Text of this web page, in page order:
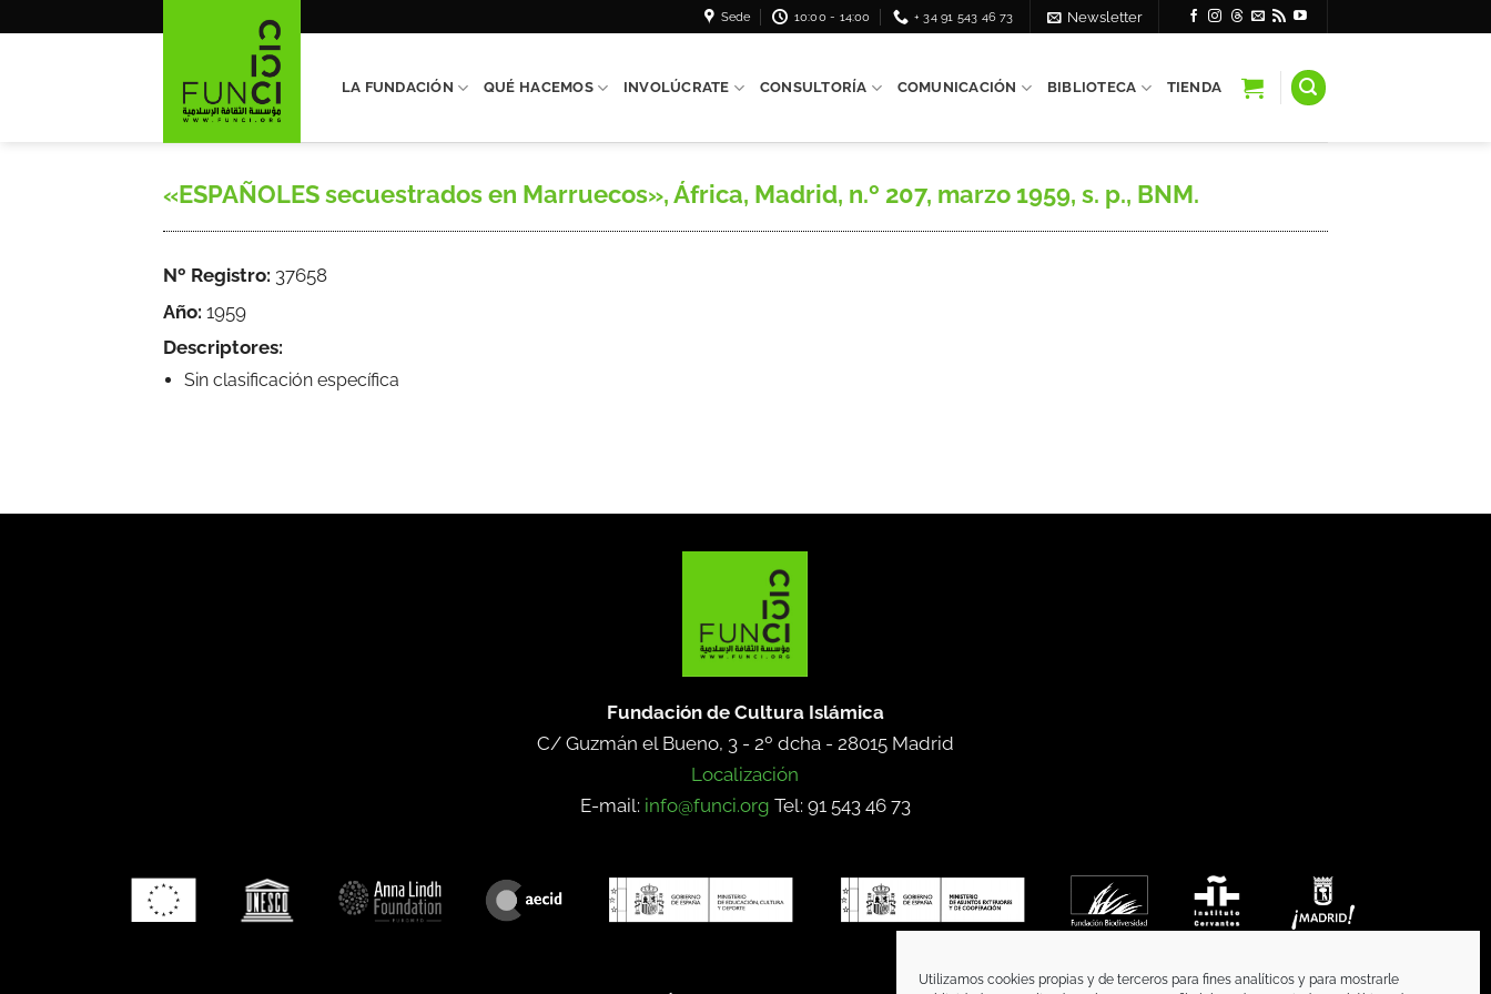
Utilizamos cookies propias y de terceros para fines analíticos y para mostrarle
Sede 10:00 - 14:00 + 34 91 543 46 73 Newsletter
LA FUNDACIÓN QUÉ HACEMOS INVOLÚCRATE CONSULTORÍA COMUNICACIÓN BIBLIOTECA TIENDA
«ESPAÑOLES secuestrados en Marruecos», África, Madrid, n.º 207, marzo 1959, s. p., BNM.
Nº Registro: 37658
Año: 1959
Descriptores:
Sin clasificación específica
Fundación de Cultura Islámica
C/ Guzmán el Bueno, 3 - 2º dcha - 28015 Madrid
Localización
E-mail: info@funci.org Tel: 91 543 46 73